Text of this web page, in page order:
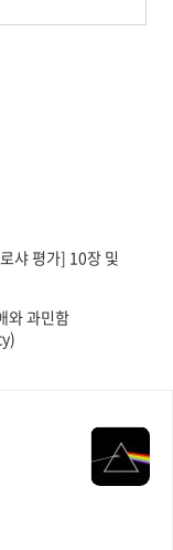
샤 평가] 10장 및
와 과민함